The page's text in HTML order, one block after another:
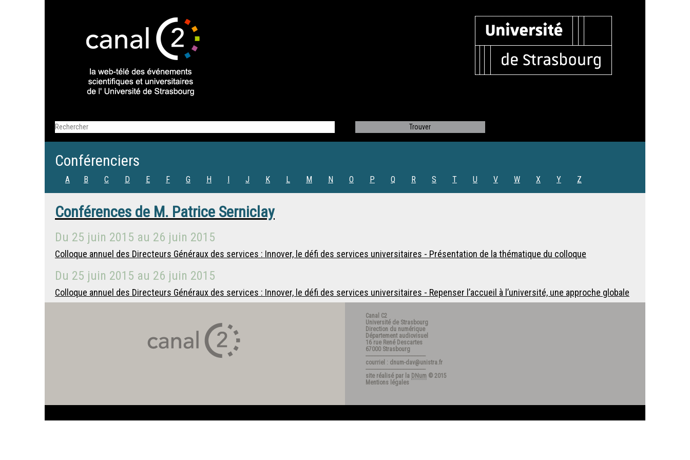
Conférenciers
A B C D E F G H I J K L M N O P Q R S T U V W X Y Z
Conférences de M. Patrice Serniclay
Du 25 juin 2015 au 26 juin 2015
Colloque annuel des Directeurs Généraux des services : Innover, le défi des services universitaires - Présentation de la thématique du colloque
Du 25 juin 2015 au 26 juin 2015
Colloque annuel des Directeurs Généraux des services : Innover, le défi des services universitaires - Repenser l’accueil à l’université, une approche globale
Canal C2
Université de Strasbourg
Direction du numérique
Département audiovisuel
16 rue René Descartes
67000 Strasbourg
---------------------------------------
courriel : dnum-dav@unistra.fr
---------------------------------------
site réalisé par la DNum © 2015
Mentions légales